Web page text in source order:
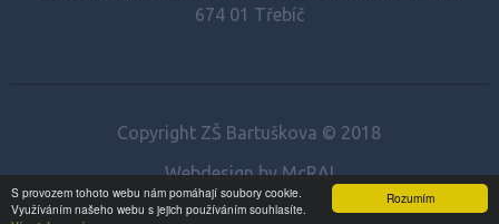
Rozumím
S provozem tohoto webu nám pomáhají soubory cookie.
Využíváním našeho webu s jejich používáním souhlasíte.
674 01 Třebíč
Copyright ZŠ Bartuškova © 2018
Webdesign by McRAI